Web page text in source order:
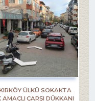
ÜLKÜ SOKAKTA
AMAÇLI ÇARŞI DÜKKANI